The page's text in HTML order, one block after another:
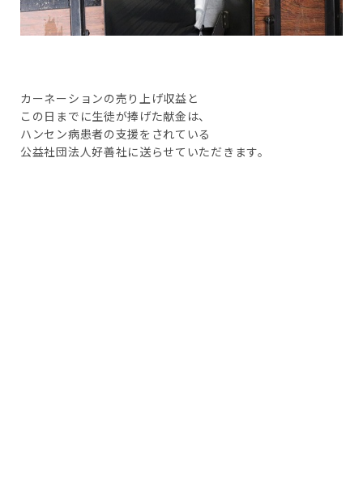
カーネーションの売り上げ収益と
この日までに生徒が捧げた献金は、
ハンセン病患者の支援をされている
公益社団法人好善社に送らせていただきます。